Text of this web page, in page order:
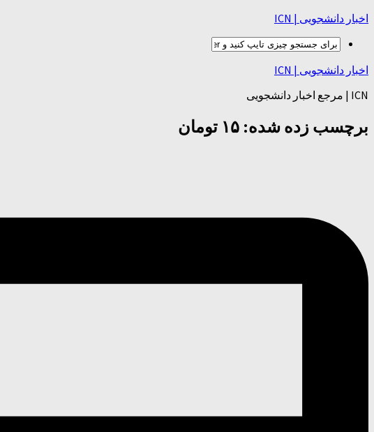
اخبار دانشجویی | ICN
اخبار دانشجویی | ICN
ICN | مرجع اخبار دانشجویی
برچسب زده شده: ۱۵ تومان